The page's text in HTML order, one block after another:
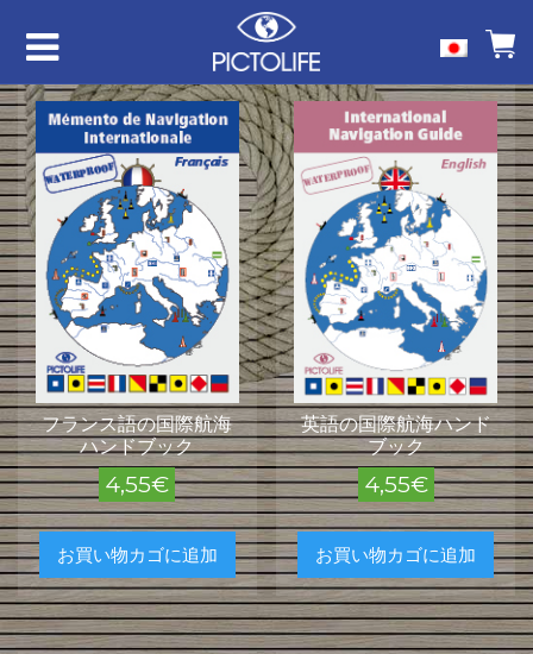
フランス語の国際航海
ハンドブック
4,55€
お買い物カゴに追加
英語の国際航海ハンド
ブック
4,55€
お買い物カゴに追加